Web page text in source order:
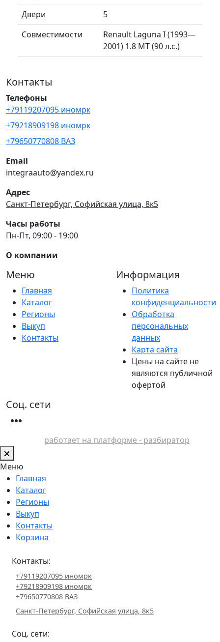
Двери
5
Совместимости
Renault Laguna I (1993—
2001) 1.8 MT (90 л.с.)
Контакты
Телефоны
+79119207095 иномрк
+79218909198 иномрк
+79650770808 ВАЗ
Email
integraauto@yandex.ru
Адрес
Санкт-Петербург, Софийская улица, 8к5
Часы работы
Пн-Пт, 09:00 - 19:00
О компании
Меню
Главная
Каталог
Регионы
Выкуп
Контакты
Информация
Политика
конфиденциальности
Обработка
персональных
данных
Карта сайта
Цены на сайте не
являются публичной
офертой
Соц. сети
работает на платформе - разбиратор
Меню
Главная
Каталог
Регионы
Выкуп
Контакты
Корзина
Контакты:
+79119207095 иномрк
+79218909198 иномрк
+79650770808 ВАЗ
Санкт-Петербург, Софийская улица, 8к5
Соц. сети: